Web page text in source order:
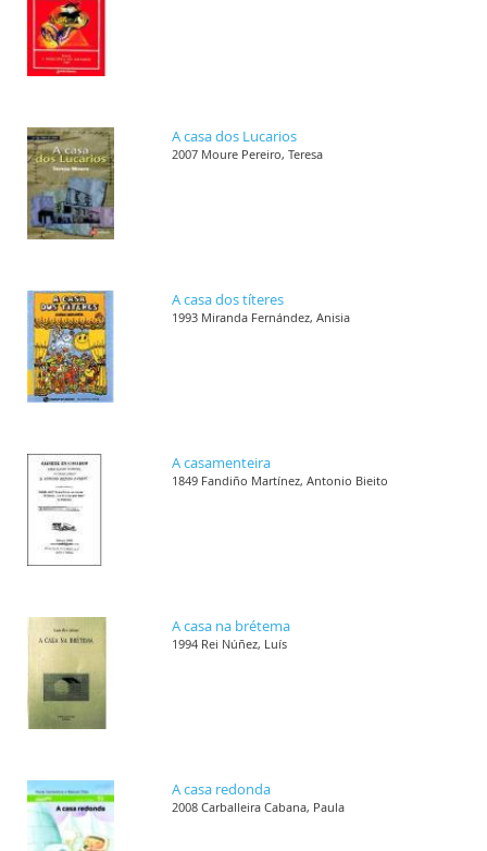
A casa dos Lucarios
2007 Moure Pereiro, Teresa
A casa dos títeres
1993 Miranda Fernández, Anisia
A casamenteira
1849 Fandiño Martínez, Antonio Bieito
A casa na brétema
1994 Rei Núñez, Luís
A casa redonda
2008 Carballeira Cabana, Paula